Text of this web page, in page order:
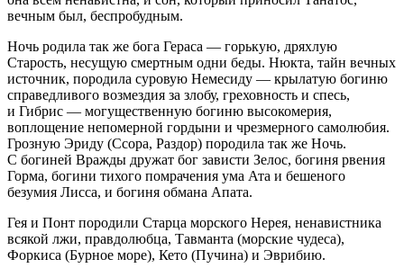
вечным был, беспробудным.
Ночь родила так же бога Гераса — горькую, дряхлую
Старость, несущую смертным одни беды. Нюкта, тайн вечных
источник, породила суровую Немесиду — крылатую богиню
справедливого возмездия за злобу, греховность и спесь,
и Гибрис — могущественную богиню высокомерия,
воплощение непомерной гордыни и чрезмерного самолюбия.
Грозную Эриду (Ссора, Раздор) породила так же Ночь.
С богиней Вражды дружат бог зависти Зелос, богиня рвения
Горма, богини тихого помрачения ума Ата и бешеного
безумия Лисса, и богиня обмана Апата.
Гея и Понт породили Старца морского Нерея, ненавистника
всякой лжи, правдолюбца, Тавманта (морские чудеса),
Форкиса (Бурное море), Кето (Пучина) и Эврибию.